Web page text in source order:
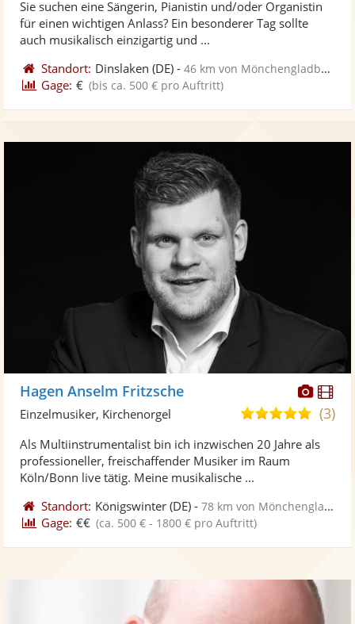
Fotos
5
Sie suchen eine Sängerin, Pianistin und/oder Organistin
für einen wichtigen Anlass? Ein besonderer Tag sollte
auch musikalisch einzigartig und ...
Standort: Dinslaken (DE) -46 km von Mönchengladbach
Gage: € (bis ca. 500 € pro Auftritt)
Fotos
Hagen Anselm Fritzsche
5,0
5
(3)
Einzelmusiker, Kirchenorgel
Als Multiinstrumentalist bin ich inzwischen 20 Jahre als
professioneller, freischaffender Musiker im Raum
Köln/Bonn live tätig. Meine musikalische ...
Standort: Königswinter (DE) -78 km von Mönchengladbach
Gage: €€ (ca. 500 € - 1800 € pro Auftritt)